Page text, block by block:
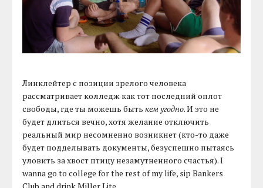
Линклейтер с позиции зрелого человека
рассматривает колледж как тот последний оплот
свободы, где ты можешь бытькем угодно. И это не
будет длиться вечно, хотя желание отключить
реальный мир несомненно возникнет (кто-то даже
будет подделывать документы, безуспешно пытаясь
уловить за хвост птицу незамутненного счастья). I
wanna go to college for the rest of my life, sip Bankers